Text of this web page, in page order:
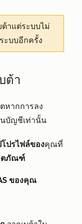
าแต่ระบบไม่
ะบบอีกครั้ง
ต้า
หากการลง
บัญชีเท่านั้น
ปรไฟล์ของคุณที่
ตภัณฑ์
ของคุณ